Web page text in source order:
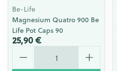
Be-Life
Magnesium Quatro 900 Be
Life Pot Caps 90
25,90 €
Quantité